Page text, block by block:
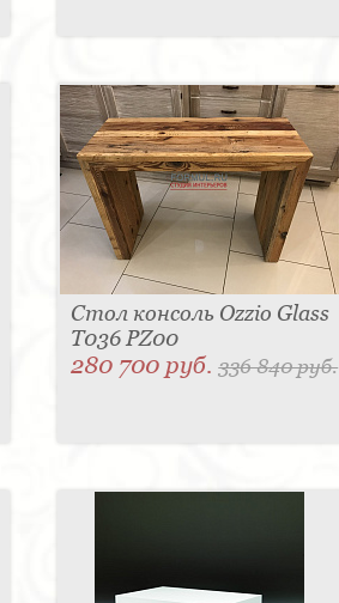
Стол консоль Ozzio Glass
T036 PZ00
280 700 руб.336 840 руб.